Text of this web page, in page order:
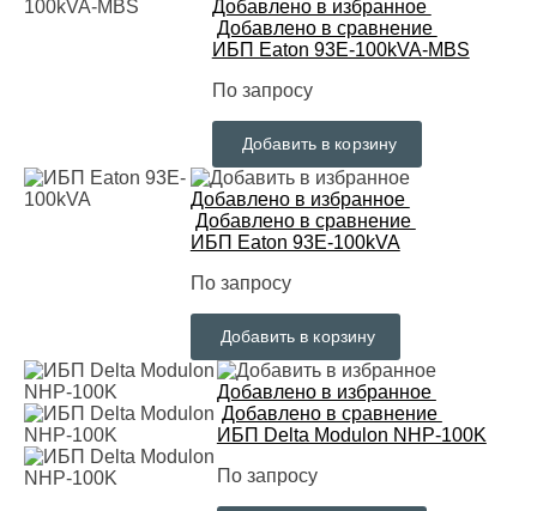
Добавлено в избранное
Добавлено в сравнение
ИБП Eaton 93E-100kVA-MBS
По запросу
Добавить в корзину
Добавлено в избранное
Добавлено в сравнение
ИБП Eaton 93E-100kVA
По запросу
Добавить в корзину
Добавлено в избранное
Добавлено в сравнение
ИБП Delta Modulon NHP-100K
По запросу